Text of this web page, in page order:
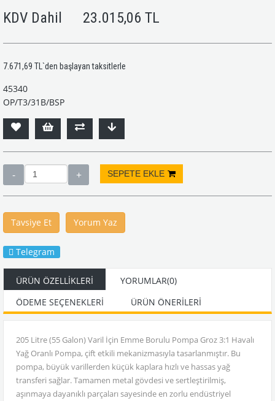
KDV Dahil 23.015,06 TL
7.671,69 TL `den başlayan taksitlerle
45340
OP/T3/31B/BSP
Tavsiye Et Yorum Yaz
Telegram
ÜRÜN ÖZELLIKLERI YORUMLAR(0)
ÖDEME SEÇENEKLERI
ÜRÜN ÖNERILERI
205 Litre (55 Galon) Varil İçin Emme Borulu Pompa Groz 3:1 Havalı
Yağ Oranlı Pompa, çift etkili mekanizmasıyla tasarlanmıştır. Bu
pompa, büyük varillerden küçük kaplara hızlı ve hassas yağ
transferi sağlar. Tamamen metal gövdesi ve sertleştirilmiş,
aşınmaya dayanıklı parçaları sayesinde en zorlu endüstriyel